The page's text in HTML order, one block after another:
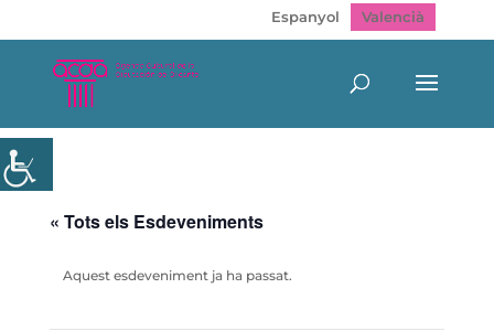
Espanyol Valencià
« Tots els Esdeveniments
Aquest esdeveniment ja ha passat.